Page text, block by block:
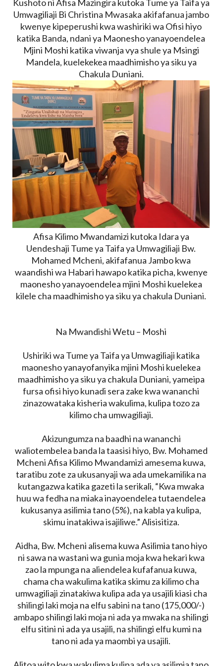
Kushoto ni Afisa Mazingira kutoka Tume ya Taifa ya
Umwagiliaji Bi Christina Mwasaka akifafanua jambo
kwenye kipeperushi kwa washiriki wa Ofisi hiyo
katika Banda, ndani ya Maonesho yanayoendelea
Mjini Moshi katika viwanja vya shule ya Msingi
Mandela, kuelekekea maadhimisho ya siku ya
Chakula Duniani.
Afisa Kilimo Mwandamizi kutoka Idara ya
Uendeshaji Tume ya Taifa ya Umwagiliaji Bw.
Mohamed Mcheni, akifafanua Jambo kwa
waandishi wa Habari hawapo katika picha, kwenye
maonesho yanayoendelea mjini Moshi kuelekea
kilele cha maadhimisho ya siku ya chakula Duniani.
Na Mwandishi Wetu – Moshi
Ushiriki wa Tume ya Taifa ya Umwagiliaji katika
maonesho yanayofanyika mjini Moshi kuelekea
maadhimisho ya siku ya chakula Duniani, yameipa
fursa ofisi hiyo kunadi sera zake kwa wananchi
zinazowataka kisheria wakulima, kulipa tozo za
kilimo cha umwagiliaji.
Akizungumza na baadhi na wananchi
waliotembelea banda la taasisi hiyo, Bw. Mohamed
Mcheni Afisa Kilimo Mwandamizi amesema kuwa,
taratibu zote za ukusanyaji wa ada umekamilika na
kutangazwa katika gazeti la serikali, “Kwa mwaka
huu wa fedha na miaka inayoendelea tutaendelea
kukusanya asilimia tano (5%), na kabla ya kulipa,
skimu inatakiwa isajiliwe.” Alisisitiza.
Aidha, Bw. Mcheni alisema kuwa Asilimia tano hiyo
ni sawa na wastani wa gunia moja kwa hekari kwa
zao la mpunga na aliendelea kufafanua kuwa,
chama cha wakulima katika skimu za kilimo cha
umwagiliaji zinatakiwa kulipa ada ya usajili kiasi cha
shilingi laki moja na elfu sabini na tano (175,000/-)
ambapo shilingi laki moja ni ada ya mwaka na shilingi
elfu sitini ni ada ya usajili, na shilingi elfu kumi na
tano ni ada ya maombi ya usajili.